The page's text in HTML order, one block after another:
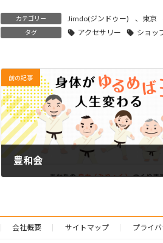
カテゴリー Jimdo(ジンドゥー) 、 東京
タグ アクセサリー ショッ
前の記事
豊和会
会社概要 サイトマップ プライ